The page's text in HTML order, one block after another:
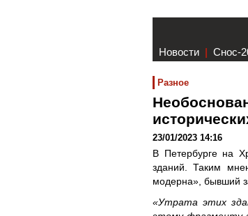
Новости | Снос-
Разное
23/01/2023 14:16
В Петербурге на
зданий. Таким
модерна», бывший
«Утрата этих